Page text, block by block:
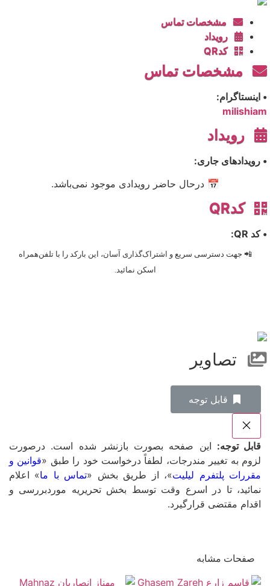
مشخصات تماس
رویداد
کدQR
مشخصات تماس
• اینستاگرام:
milishiam
رویداد
• رویدادهای جاری:
📅 درحال حاضر رویدادی موجود نمی‌باشد.
کدQR
• کد QR:
📲 جهت دسترسی سریع و اشتراک‌گذاری آسان، این بارکد را با تلفن‌همراه
اسکن نمائید.
تصاویر
‌قابل توجه
قابل توجه: این صفحه بصورت بازنشر شده است. درصورت
لزوم به تغییر مندرجات، لطفاً درخواست خود را طبق «قوانین و
مقررات پلتفرم لیلیت»، از طریق بخش «تماس با ما» اعلام
نمائید، تا در اسرع وقت توسط بخش تحریریه موردبررسی و
اقدام مقتضی قرارگیرد.
صفحات مشابه